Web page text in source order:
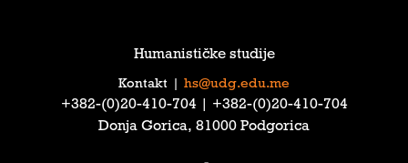
Humanističke studije
Kontakt hs@udg.edu.me
‎+382-(0)20-410-704‎ | ‎+382-(0)20-410-704‎
Donja Gorica, 81000 Podgorica